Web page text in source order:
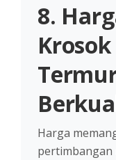
8.
Krosok
Harga
pertimbangan